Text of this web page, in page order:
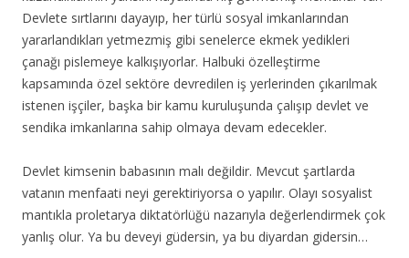
Devlete sırtlarını dayayıp, her türlü sosyal imkanlarından
yararlandıkları yetmezmiş gibi senelerce ekmek yedikleri
çanağı pislemeye kalkışıyorlar. Halbuki özelleştirme
kapsamında özel sektöre devredilen iş yerlerinden çıkarılmak
istenen işçiler, başka bir kamu kuruluşunda çalışıp devlet ve
sendika imkanlarına sahip olmaya devam edecekler.
Devlet kimsenin babasının malı değildir. Mevcut şartlarda
vatanın menfaati neyi gerektiriyorsa o yapılır. Olayı sosyalist
mantıkla proletarya diktatörlüğü nazarıyla değerlendirmek çok
yanlış olur. Ya bu deveyi güdersin, ya bu diyardan gidersin…